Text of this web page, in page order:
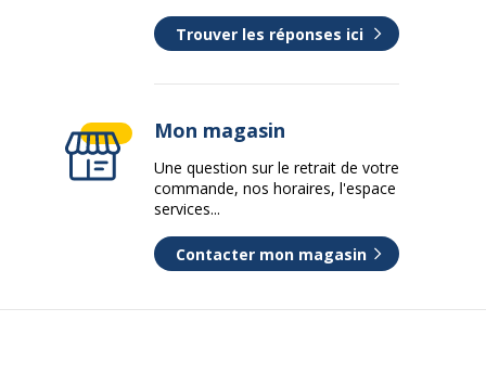
Trouver les réponses ici
Mon magasin
Une question sur le retrait de votre
commande, nos horaires, l'espace
services...
Contacter mon magasin